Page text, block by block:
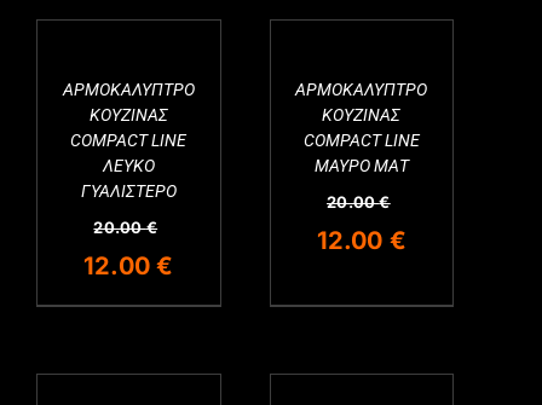
12.00 €.
ΑΡΜΟΚΑΛΥΠΤΡΟ
ΚΟΥΖΙΝΑΣ
COMPACT LINE
ΛΕΥΚΟ
ΓΥΑΛΙΣΤΕΡΟ
20.00€
Original
price
12.00€
τρέχουσα
ΑΡΜΟΚΑΛΥΠΤΡΟ
ΚΟΥΖΙΝΑΣ
COMPACT LINE
ΜΑΥΡΟ ΜΑΤ
20.00€
Original
12.00 €